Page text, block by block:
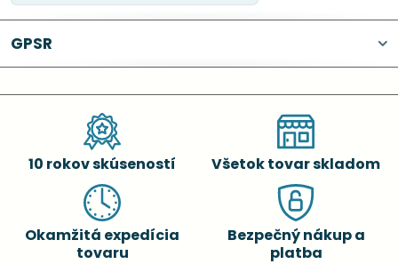
GPSR
10 rokov skúseností Všetok tovar skladom
Okamžitá expedícia
tovaru
Bezpečný nákup a
platba